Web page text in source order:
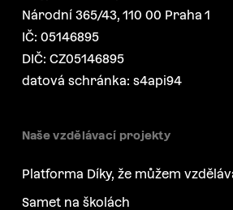
Národní 365/43, 110 00 Praha 1
IČ: 05146895
DIČ: CZ05146895
datová schránka: s4api94
Naše vzdělávací projekty
Platforma Díky, že můžem
Samet na školách